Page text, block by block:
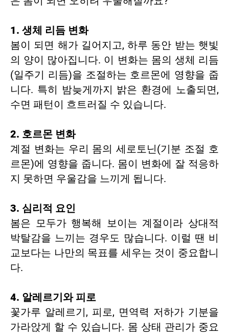
1. 생체 리듬 변화
봄이 되면 해가 길어지고, 하루 동안 받는 햇빛
의 양이 많아집니다. 이 변화는 몸의 생체 리듬
(일주기 리듬)을 조절하는 호르몬에 영향을 줍
니다. 특히 밤늦게까지 밝은 환경에 노출되면,
수면 패턴이 흐트러질 수 있습니다.
2. 호르몬 변화
계절 변화는 우리 몸의 세로토닌(기분 조절 호
르몬)에 영향을 줍니다. 몸이 변화에 잘 적응하
지 못하면 우울감을 느끼게 됩니다.
3. 심리적 요인
봄은 모두가 행복해 보이는 계절이라 상대적
박탈감을 느끼는 경우도 많습니다. 이럴 땐 비
교보다는 나만의 목표를 세우는 것이 중요합니
다.
4. 알레르기와 피로
꽃가루 알레르기, 피로, 면역력 저하가 기분을
가라앉게 할 수 있습니다. 몸 상태 관리가 중요